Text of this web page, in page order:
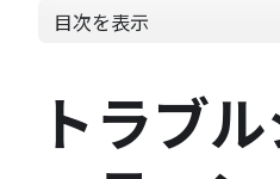
目次を表示
トラブ